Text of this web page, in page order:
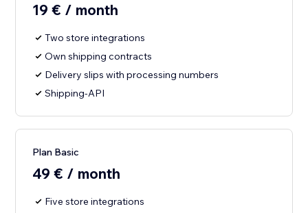
19 € / month
Two store integrations
Own shipping contracts
Delivery slips with processing numbers
Shipping-API
Plan Basic
49 € / month
Five store integrations